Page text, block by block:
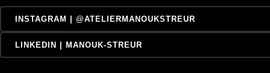
INSTAGRAM | @ATELIERMANOUKSTREUR
LINKEDIN | MANOUK-STREUR